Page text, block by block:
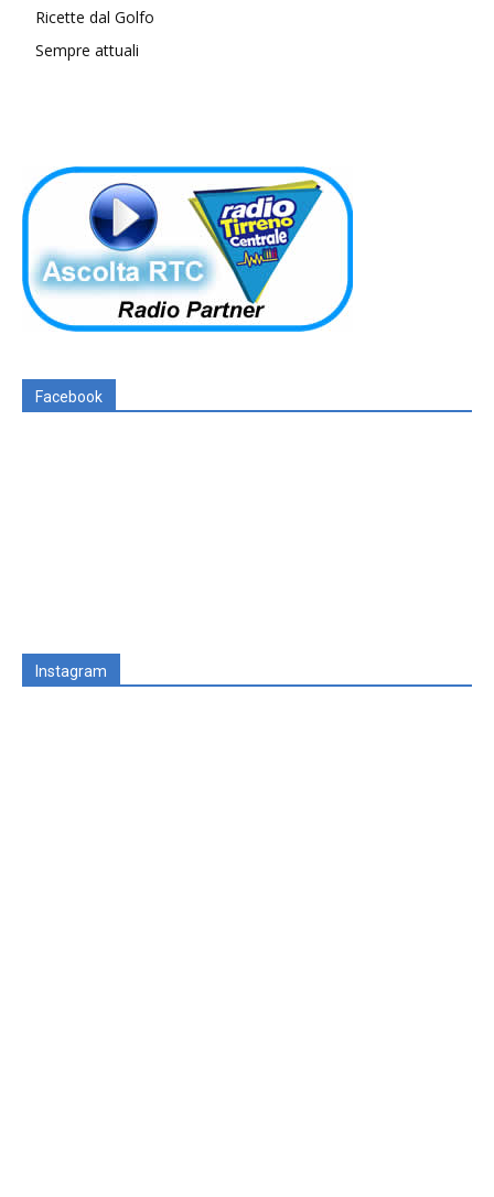
Ricette dal Golfo
Sempre attuali
Facebook
Instagram